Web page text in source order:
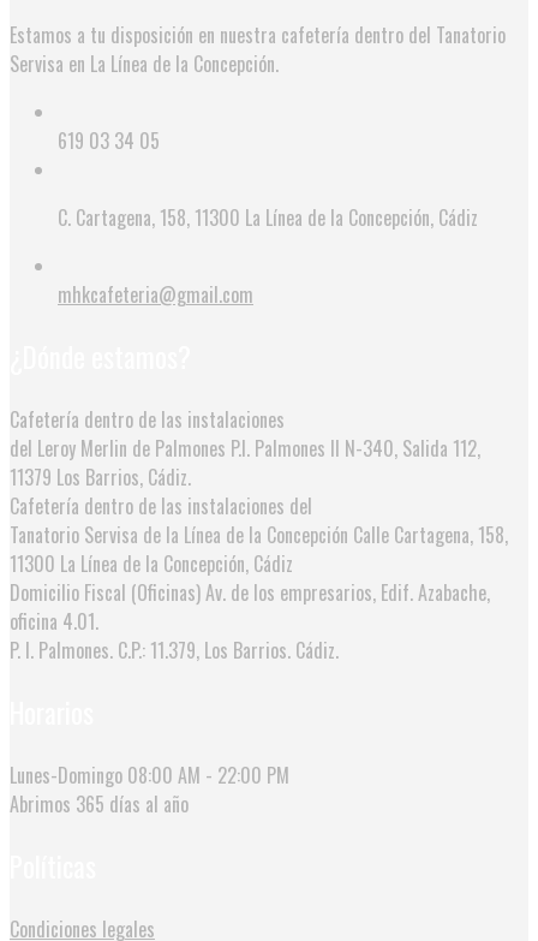
Estamos a tu disposición en nuestra cafetería dentro del Tanatorio
Servisa en La Línea de la Concepción.
619 03 34 05
C. Cartagena, 158, 11300 La Línea de la Concepción, Cádiz
mhkcafeteria@gmail.com
Cafetería dentro de las instalaciones
del Leroy Merlin de Palmones P.I. Palmones II N-340, Salida 112,
11379 Los Barrios, Cádiz.
Cafetería dentro de las instalaciones del
Tanatorio Servisa de la Línea de la Concepción Calle Cartagena, 158,
11300 La Línea de la Concepción, Cádiz
Domicilio Fiscal (Oficinas)Av. de los empresarios, Edif. Azabache,
oficina 4.01.
P. I. Palmones. C.P.: 11.379, Los Barrios. Cádiz.
Lunes-Domingo 08:00 AM - 22:00 PM
Abrimos 365 días al año
Condiciones legales